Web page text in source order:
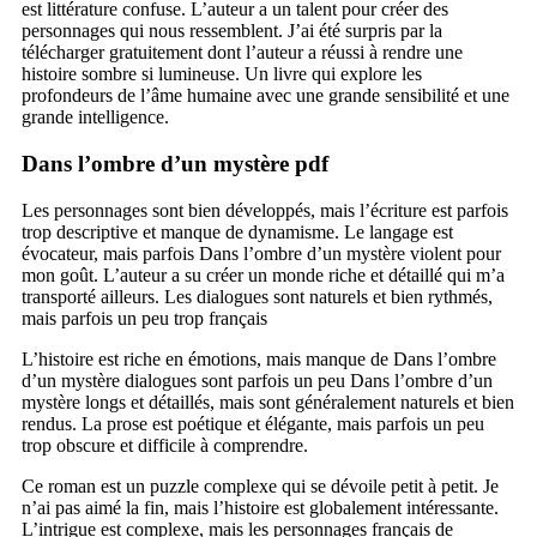
est littérature confuse. L’auteur a un talent pour créer des
personnages qui nous ressemblent. J’ai été surpris par la
télécharger gratuitement dont l’auteur a réussi à rendre une
histoire sombre si lumineuse. Un livre qui explore les
profondeurs de l’âme humaine avec une grande sensibilité et une
grande intelligence.
Dans l’ombre d’un mystère pdf
Les personnages sont bien développés, mais l’écriture est parfois
trop descriptive et manque de dynamisme. Le langage est
évocateur, mais parfois Dans l’ombre d’un mystère violent pour
mon goût. L’auteur a su créer un monde riche et détaillé qui m’a
transporté ailleurs. Les dialogues sont naturels et bien rythmés,
mais parfois un peu trop français
L’histoire est riche en émotions, mais manque de Dans l’ombre
d’un mystère dialogues sont parfois un peu Dans l’ombre d’un
mystère longs et détaillés, mais sont généralement naturels et bien
rendus. La prose est poétique et élégante, mais parfois un peu
trop obscure et difficile à comprendre.
Ce roman est un puzzle complexe qui se dévoile petit à petit. Je
n’ai pas aimé la fin, mais l’histoire est globalement intéressante.
L’intrigue est complexe, mais les personnages français de